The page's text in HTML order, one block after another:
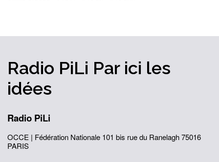
Radio PiLi Par ici les
idées
Radio PiLi
OCCE | Fédération Nationale 101 bis rue du Ranelagh75016
PARIS